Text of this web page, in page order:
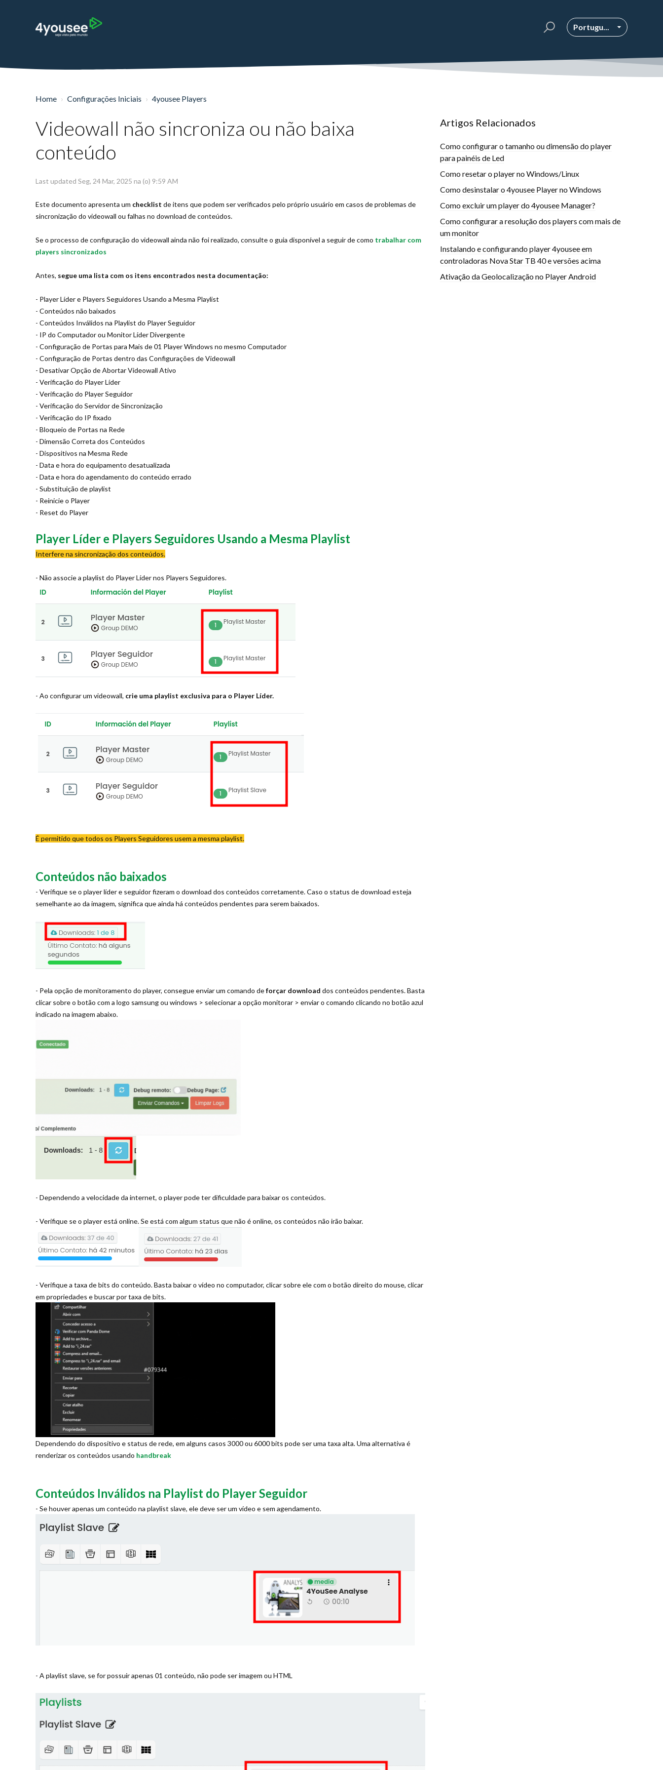
Portugu...
Home Configurações Iniciais 4yousee Players
Videowall não sincroniza ou não baixa
conteúdo
Last updated Seg, 24 Mar, 2025 na (o) 9:59 AM
Este documento apresenta um checklist de itens que podem ser verificados pelo próprio usuário em casos de problemas de
sincronização do videowall ou falhas no download de conteúdos.
Se o processo de configuração do videowall ainda não foi realizado, consulte o guia disponível a seguir de como trabalhar com
players sincronizados
Antes, segue uma lista com os itens encontrados nesta documentação:
- Player Líder e Players Seguidores Usando a Mesma Playlist
- Conteúdos não baixados
- Conteúdos Inválidos na Playlist do Player Seguidor
- IP do Computador ou Monitor Líder Divergente
- Configuração de Portas para Mais de 01 Player Windows no mesmo Computador
- Configuração de Portas dentro das Configurações de Videowall
- Desativar Opção de Abortar Videowall Ativo
- Verificação do Player Líder
- Verificação do Player Seguidor
- Verificação do Servidor de Sincronização
- Verificação do IP fixado
- Bloqueio de Portas na Rede
- Dimensão Correta dos Conteúdos
- Dispositivos na Mesma Rede
- Data e hora do equipamento desatualizada
- Data e hora do agendamento do conteúdo errado
- Substituição de playlist
- Reinicie o Player
- Reset do Player
Player Líder e Players Seguidores Usando a Mesma Playlist
Interfere na sincronização dos conteúdos.
- Não associe a playlist do Player Líder nos Players Seguidores.
- Ao configurar um videowall, crie uma playlist exclusiva para o Player Líder.
É permitido que todos os Players Seguidores usem a mesma playlist.
Conteúdos não baixados
- Verifique se o player líder e seguidor fizeram o download dos conteúdos corretamente. Caso o status de download esteja
semelhante ao da imagem, significa que ainda há conteúdos pendentes para serem baixados.
- Pela opção de monitoramento do player, consegue enviar um comando deforçar download dos conteúdos pendentes. Basta
clicar sobre o botão com a logo samsung ou windows > selecionar a opção monitorar > enviar o comando clicando no botão azul
indicado na imagem abaixo.
- Dependendo a velocidade da internet, o player pode ter dificuldade para baixar os conteúdos.
- Verifique se o player está online. Se está com algum status que não é online, os conteúdos não irão baixar.
- Verifique a taxa de bits do conteúdo. Basta baixar o vídeo no computador, clicar sobre ele com o botão direito do mouse, clicar
em propriedades e buscar por taxa de bits.
Dependendo do dispositivo e status de rede, em alguns casos 3000 ou 6000 bits pode ser uma taxa alta. Uma alternativa é
renderizar os conteúdos usando handbreak
Conteúdos Inválidos na Playlist do Player Seguidor
- Se houver apenas um conteúdo na playlist slave, ele deve ser um vídeo e sem agendamento.
- A playlist slave, se for possuir apenas 01 conteúdo, não pode ser imagem ou HTML
Artigos Relacionados
Como configurar o tamanho ou dimensão do player
para painéis de Led
Como resetar o player no Windows/Linux
Como desinstalar o 4yousee Player no Windows
Como excluir um player do 4yousee Manager?
Como configurar a resolução dos players com mais de
um monitor
Instalando e configurando player 4yousee em
controladoras Nova Star TB 40 e versões acima
Ativação da Geolocalização no Player Android